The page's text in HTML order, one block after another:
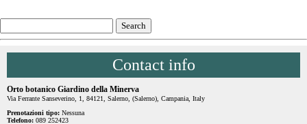
Contact info
Orto botanico Giardino della Minerva
Via Ferrante Sanseverino, 1, 84121, Salerno, (Salerno), Campania, Italy
Prenotazioni tipo: Nessuna
Telefono: 089 252423